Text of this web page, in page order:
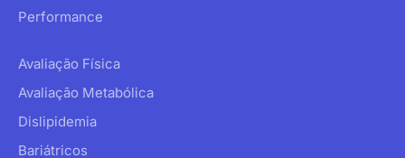
Performance
Avaliação Física
Avaliação Metabólica
Dislipidemia
Bariátricos